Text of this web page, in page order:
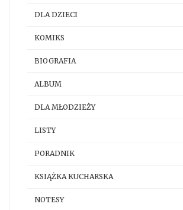
DLA DZIECI
KOMIKS
BIOGRAFIA
ALBUM
DLA MŁODZIEŻY
LISTY
PORADNIK
KSIĄŻKA KUCHARSKA
NOTESY